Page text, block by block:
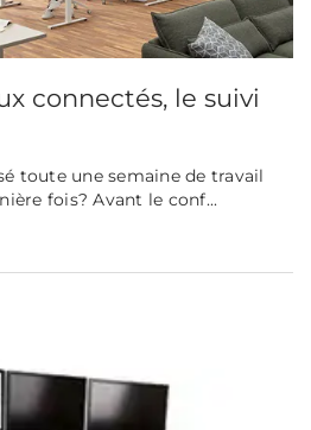
connectés, le suivi
toute une semaine de travail
fois? Avant le conf...